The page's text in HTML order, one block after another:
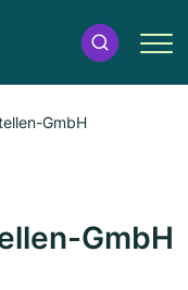
GmbH
GmbH